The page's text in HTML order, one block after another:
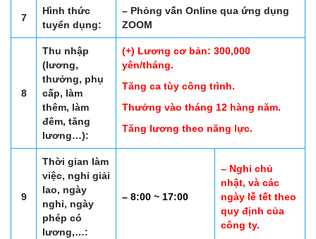
7
Hình thức
tuyển dụng:
– Phỏng vấn Online qua ứng dụng
ZOOM
8
Thu nhập
(lương,
thưởng, phụ
cấp, làm
thêm, làm
đêm, tăng
lương…):
(+) Lương cơ bản: 300,000
yên/tháng.
Tăng ca tùy công trình.
Thưởng vào tháng 12 hàng năm.
Tăng lương theo năng lực.
9
Thời gian làm
việc, nghỉ giải
lao, ngày
nghỉ, ngày
phép có
lương,…:
– 8:00 ~ 17:00
– Nghỉ chủ
nhật, và các
ngày lễ tết theo
quy định của
công ty.